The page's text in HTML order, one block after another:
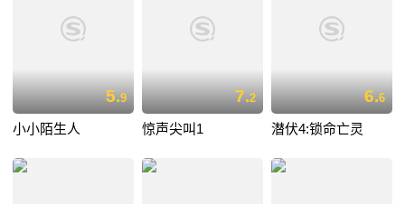
5.9
小小陌生人
7.2
惊声尖叫1
6.6
潜伏4:锁命亡灵